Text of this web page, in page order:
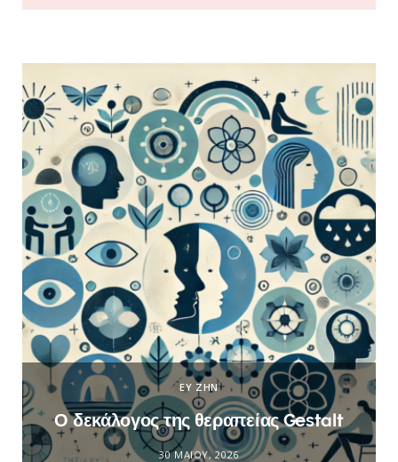
ΕΥ ΖΗΝ
Ο δεκάλογος της θεραπείας Gestalt
30 ΜΑΪ́ΟΥ, 2026